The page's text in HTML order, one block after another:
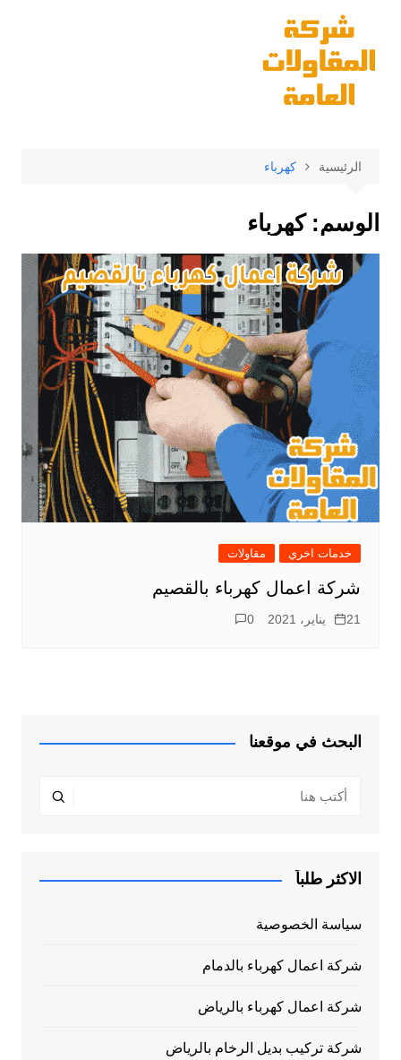
المحتوى
الرئيسية كهرباء
الوسم:كهرباء
خدمات اخري مقاولات
شركة اعمال كهرباء بالقصيم
21 يناير، 2021 0
البحث في موقعنا
الاكثر طلباً
سياسة الخصوصية
شركة اعمال كهرباء بالدمام
شركة اعمال كهرباء بالرياض
شركة تركيب بديل الرخام بالرياض